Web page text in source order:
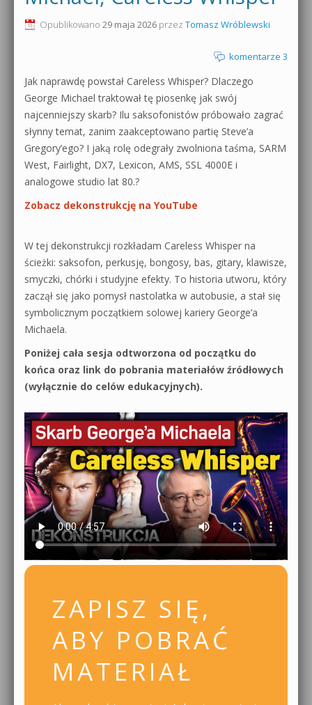
Produkcja muzyczna od podstaw
Sound Forge od podstaw
Dubstep z syntezatorem Massive
Kontakt 5 Kompendium
Pakiety
0dB.pl - informacje
Materiały dla mediów
Archiwum aktualności
Polityka prywatności
Regulamin
Działanie sklepu internetowego
Wyszukiwanie
Opublikowano 29 maja 2026 przez Tomasz Wróblewski
komentarze 3
Jak naprawdę powstał Careless Whisper? Dlaczego
George Michael traktował tę piosenkę jak swój
najcenniejszy skarb? Ilu saksofonistów próbowało zagrać
słynny temat, zanim zaakceptowano partię Steve’a
Gregory’ego? I jaką rolę odegrały zwolniona taśma, SARM
West, Fairlight, DX7, Lexicon, AMS, SSL 4000E i
analogowe studio lat 80.?
Zobacz dekonstrukcję na YouTube
W tej dekonstrukcji rozkładam Careless Whisper na
ścieżki: saksofon, perkusję, bongosy, bas, gitary, klawisze,
smyczki, chórki i studyjne efekty. To historia utworu, który
zaczął się jako pomysł nastolatka w autobusie, a stał się
symbolicznym początkiem solowej kariery George’a
Michaela.
Poniżej cała sesja odtworzona od początku do
końca oraz link do pobrania materiałów źródłowych
(wyłącznie do celów edukacyjnych).
ZAPISZ SIĘ,
ABY POBRAĆ
MATERIAŁ